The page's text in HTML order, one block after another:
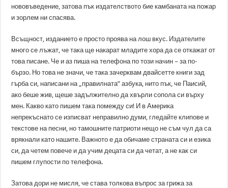
нововъведение, затова пък издателството бие камбаната на пожар
и зорлем ни спасява.
Всъщност, изданието е просто проява на лош вкус. Издателите
много се лъжат, че така ще накарат младите хора да се откажат от
това писане. Че и аз пиша на телефона по този начин – за по-
бързо. Но това не значи, че така зачерквам двайсетте книги зад
гърба си, написани на „правилната” азбука, нито пък, че Паисий,
ако беше жив, щеше задължително да хвърли сопола си върху
мен. Какво като пишем така помежду си! И в Америка
непрекъснато се изписват неправилно думи, гледайте клипове и
текстове на песни, но тамошните патриоти нещо не съм чул да са
врякнали като нашите. Важното е да обичаме страната си и езика
си, да четем повече и да учим децата си да четат, а не как си
пишем глупости по телефона.
Затова дори не мисля, че става толкова въпрос за грижа за